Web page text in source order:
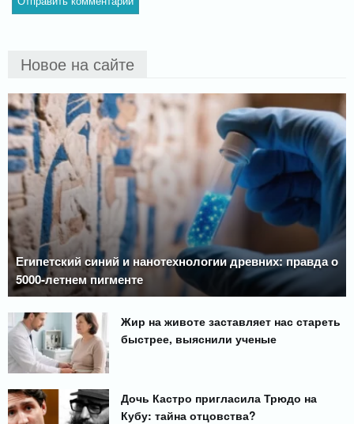
Новое на сайте
Египетский синий и нанотехнологии древних: правда о
5000-летнем пигменте
Жир на животе заставляет нас стареть
быстрее, выяснили ученые
Дочь Кастро пригласила Трюдо на
Кубу: тайна отцовства?